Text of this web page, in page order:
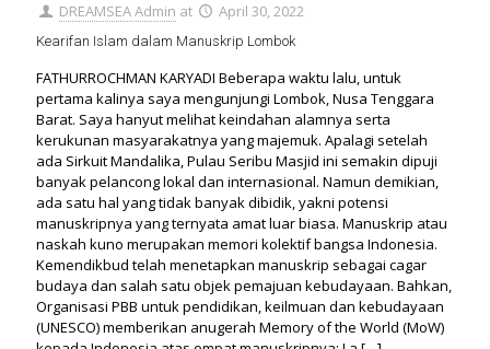
DREAMSEA Admin at April 30, 2022
Kearifan Islam dalam Manuskrip Lombok
FATHURROCHMAN KARYADI Beberapa waktu lalu, untuk
pertama kalinya saya mengunjungi Lombok, Nusa Tenggara
Barat. Saya hanyut melihat keindahan alamnya serta
kerukunan masyarakatnya yang majemuk. Apalagi setelah
ada Sirkuit Mandalika, Pulau Seribu Masjid ini semakin dipuji
banyak pelancong lokal dan internasional. Namun demikian,
ada satu hal yang tidak banyak dibidik, yakni potensi
manuskripnya yang ternyata amat luar biasa. Manuskrip atau
naskah kuno merupakan memori kolektif bangsa Indonesia.
Kemendikbud telah menetapkan manuskrip sebagai cagar
budaya dan salah satu objek pemajuan kebudayaan. Bahkan,
Organisasi PBB untuk pendidikan, keilmuan dan kebudayaan
(UNESCO) memberikan anugerah Memory of the World (MoW)